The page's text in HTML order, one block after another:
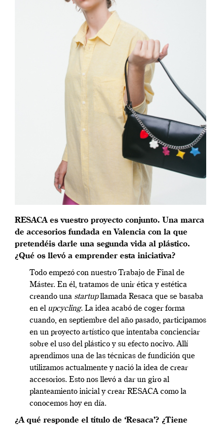
RESACA es vuestro proyecto conjunto. Una marca
de accesorios fundada en Valencia con la que
pretendéis darle una segunda vida al plástico.
¿Qué os llevó a emprender esta iniciativa?
Todo empezó con nuestro Trabajo de Final de
Máster. En él, tratamos de unir ética y estética
creando una startupllamada Resaca que se basaba
en el upcycling. La idea acabó de coger forma
cuando, en septiembre del año pasado, participamos
en un proyecto artístico que intentaba concienciar
sobre el uso del plástico y su efecto nocivo. Allí
aprendimos una de las técnicas de fundición que
utilizamos actualmente y nació la idea de crear
accesorios. Esto nos llevó a dar un giro al
planteamiento inicial y crear RESACA como la
conocemos hoy en día.
¿A qué responde el título de ‘Resaca’? ¿Tiene